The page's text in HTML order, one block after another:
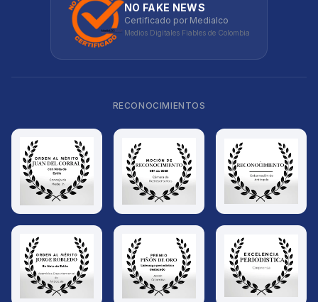
NO FAKE NEWS
Certificado por Medialco
Medios Digitales Fiables de Colombia
RECONOCIMIENTOS